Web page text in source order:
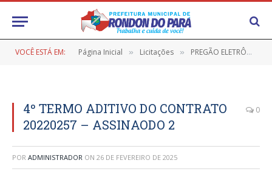
VOCÊ ESTÁ EM: Página Inicial » Licitações » PREGÃO ELETRÔNICO Nº 9/2021-049 (REGISTRO DE PREÇOS PARA EVENTUAL E FUTURA CONTRATAÇAO DE PESSOA JURÍDICA PARA LOCAÇAO DE VEICULOS PARA O TRANSPORTE DE ALUNOS DA REDE PÚBLICA DE ENSINO)
4º TERMO ADITIVO DO CONTRATO
20220257 – ASSINAODO 2
0
POR ADMINISTRADOR ON 26 DE FEVEREIRO DE 2025